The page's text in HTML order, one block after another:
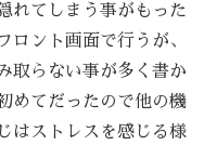
れてしまう事がもった
ント画面で行うが、
取らない事が多く書か
めてだったので他の機
はストレスを感じる様